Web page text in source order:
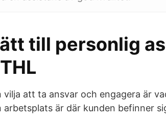
till personlig
vilja att ta ansvar och engagera är
arbetsplats är där kunden befinner